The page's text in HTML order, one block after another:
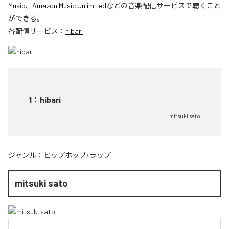
Music、 Amazon Music Unlimitedなどの音楽配信サービスで聴くこと
ができる。
各配信サービス： hibari
1 ： hibari
mitsuki sato
ジャンル： ヒップホップ/ラップ
mitsuki sato